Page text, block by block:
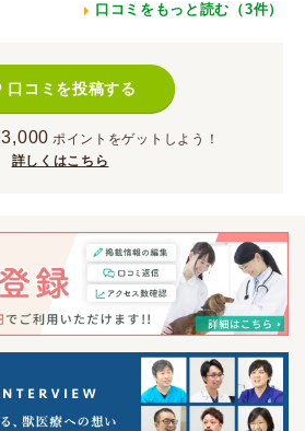
口コミをもっと読む（3件）
口コミを投稿する
3,000 ポイント をゲットしよう！
詳しくはこちら